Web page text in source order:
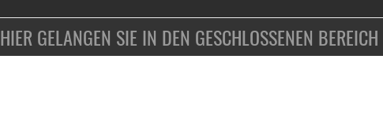
HIER GELANGEN SIE IN DEN GESCHLOSSENEN BEREICH